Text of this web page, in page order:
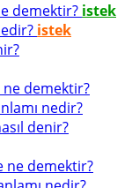
demektir? istek
istek
demektir?
nedir?
denir?
ne demektir?